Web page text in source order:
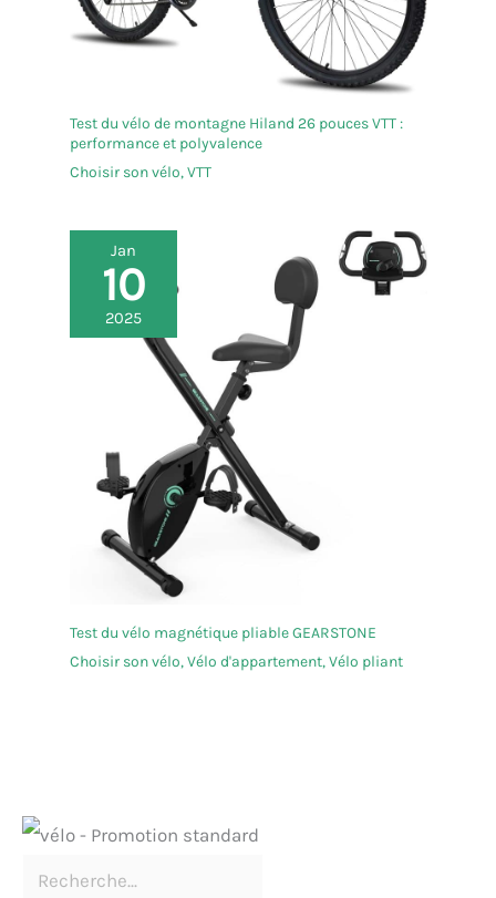
Test du vélo de montagne Hiland 26 pouces VTT :
performance et polyvalence
Choisir son vélo,VTT
Jan
10
2025
Test du vélo magnétique pliable GEARSTONE
Choisir son vélo,Vélo d'appartement,Vélo pliant